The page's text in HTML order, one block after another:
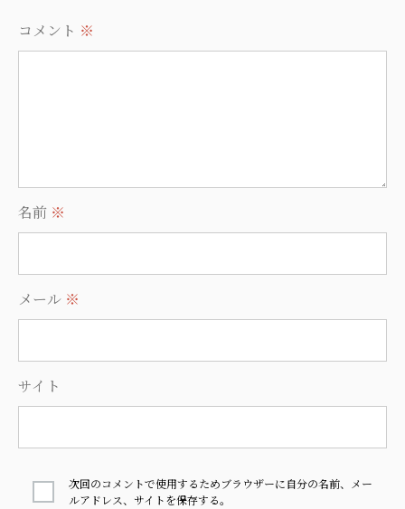
コメント ※
名前 ※
メール ※
サイト
次回のコメントで使用するためブラウザーに自分の名前、メー
ルアドレス、サイトを保存する。